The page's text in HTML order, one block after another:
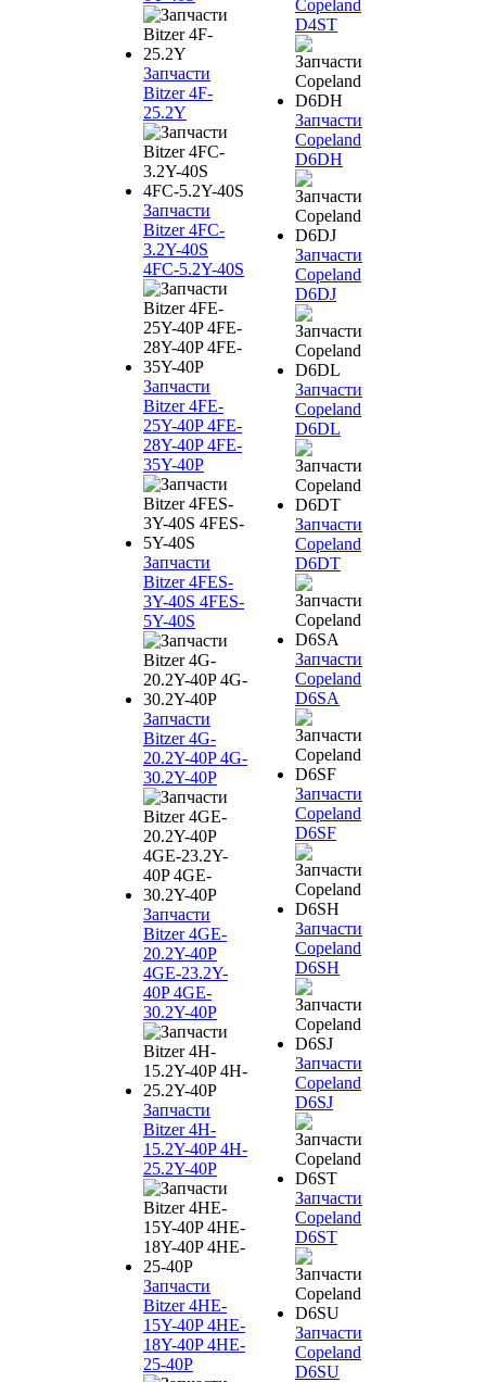
Запчасти
Bitzer 4F-
25.2Y
Запчасти
Bitzer 4FC-
3.2Y-40S
4FC-5.2Y-40S
Запчасти
Bitzer 4FE-
25Y-40P 4FE-
28Y-40P 4FE-
35Y-40P
Запчасти
Bitzer 4FES-
3Y-40S 4FES-
5Y-40S
Запчасти
Bitzer 4G-
20.2Y-40P 4G-
30.2Y-40P
Запчасти
Bitzer 4GE-
20.2Y-40P
4GE-23.2Y-
40P 4GE-
30.2Y-40P
Запчасти
Bitzer 4H-
15.2Y-40P 4H-
25.2Y-40P
Запчасти
Bitzer 4HE-
15Y-40P 4HE-
18Y-40P 4HE-
25-40P
Copeland
D4ST
Запчасти
Copeland
D6DH
Запчасти
Copeland
D6DJ
Запчасти
Copeland
D6DL
Запчасти
Copeland
D6DT
Запчасти
Copeland
D6SA
Запчасти
Copeland
D6SF
Запчасти
Copeland
D6SH
Запчасти
Copeland
D6SJ
Запчасти
Copeland
D6ST
Запчасти
Copeland
D6SU